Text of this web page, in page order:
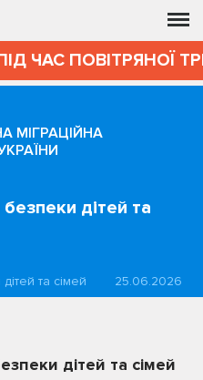
ЧАС ПОВІТРЯНОЇ
МІГРАЦІЙНА
дітей та
та сімей
25.06.2026
дітей та сімей